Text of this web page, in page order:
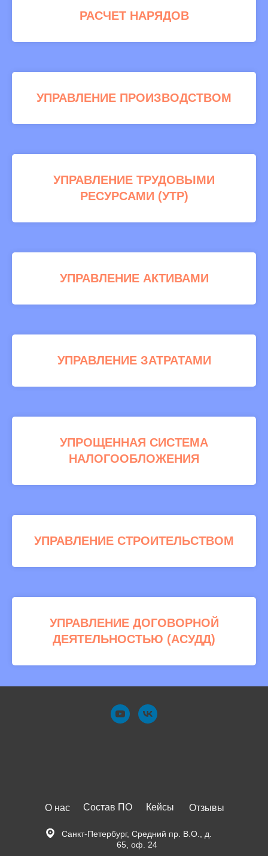
РАСЧЕТ НАРЯДОВ
УПРАВЛЕНИЕ ПРОИЗВОДСТВОМ
УПРАВЛЕНИЕ ТРУДОВЫМИ
РЕСУРСАМИ (УТР)
УПРАВЛЕНИЕ АКТИВАМИ
УПРАВЛЕНИЕ ЗАТРАТАМИ
УПРОЩЕННАЯ СИСТЕМА
НАЛОГООБЛОЖЕНИЯ
УПРАВЛЕНИЕ СТРОИТЕЛЬСТВОМ
УПРАВЛЕНИЕ ДОГОВОРНОЙ
ДЕЯТЕЛЬНОСТЬЮ (АСУДД)
О нас
Санкт-Петербург, Средний пр. В.О., д.
65, оф. 24
Состав ПО Кейсы Отзывы